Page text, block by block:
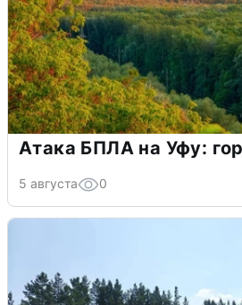
Атака БПЛА на Уфу:
5 августа 0